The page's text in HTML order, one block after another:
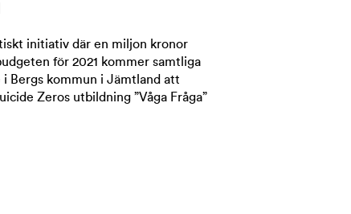
initiativ där en miljon kronor
för 2021 kommer samtliga
i Bergs kommun i Jämtland att
Zeros utbildning ”Våga Fråga”